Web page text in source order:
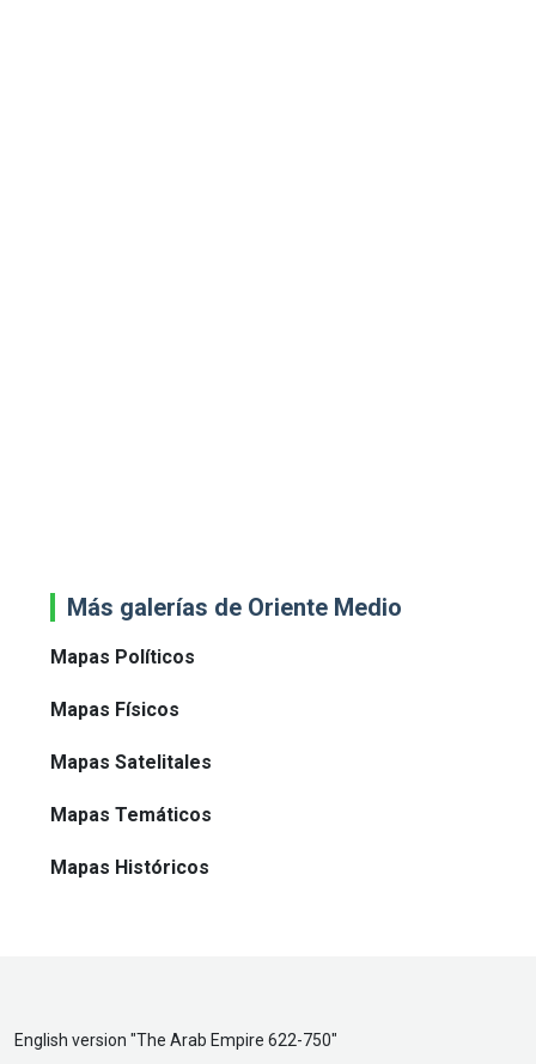
Más galerías de Oriente Medio
Mapas Políticos
Mapas Físicos
Mapas Satelitales
Mapas Temáticos
Mapas Históricos
English version "The Arab Empire 622-750"